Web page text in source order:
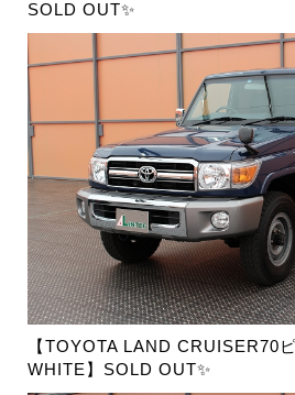
SOLD OUT✨
【TOYOTA LAND CRUISER70
WHITE】SOLD OUT✨